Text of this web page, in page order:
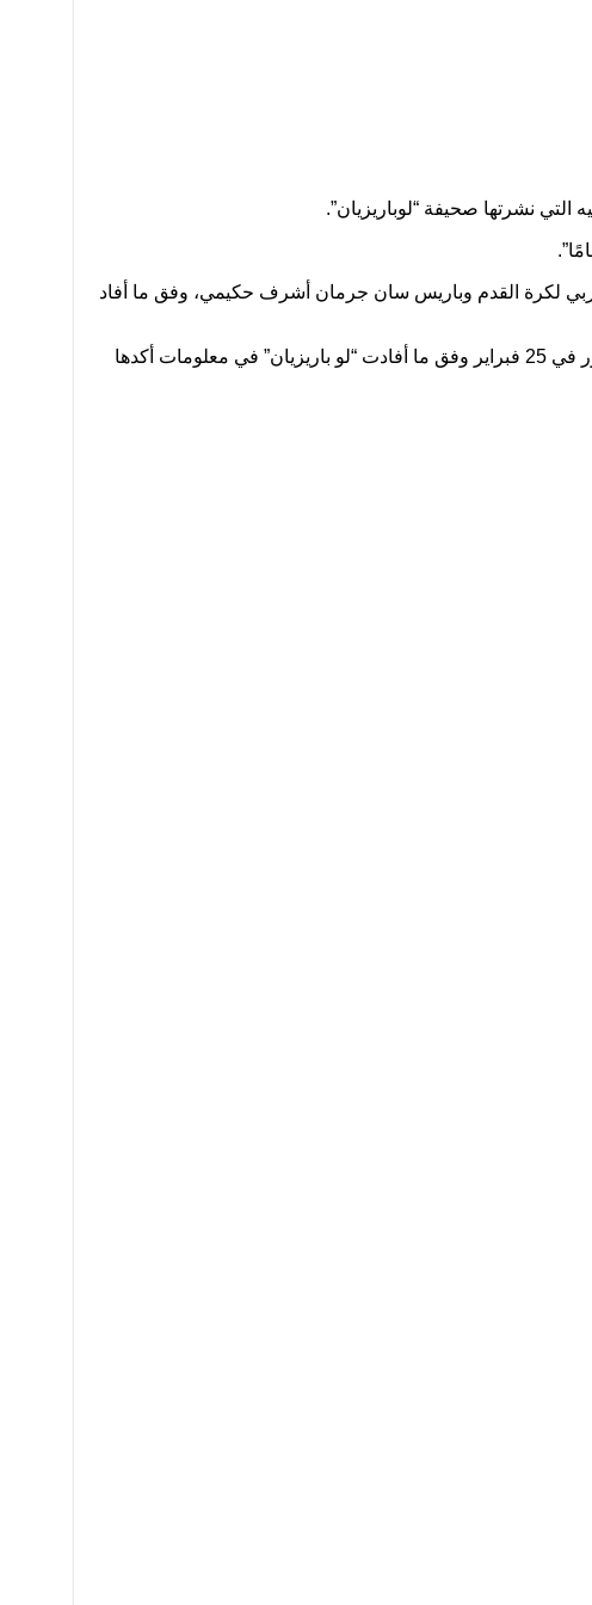
نشرتها صحيفة “لوباريزيان”.
لكرة القدم وباريس سان جرمان أشرف حكيمي، وفق ما أفاد
وفتح التحقيق بعد اتهامات من امرأة تبلغ من العمر 24 عاما قالت إنها تعرضت للاغتصاب في منزل اللاعب في بولوني -بيلانكور في 25 فبراير وفق ما أفادت “لو باريزيان” في معلومات أكدها